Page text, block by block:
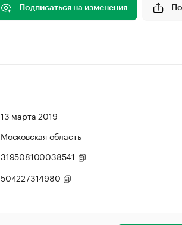
Подписаться на изменения
13 марта 2019
Московская область
319508100038541
504227314980